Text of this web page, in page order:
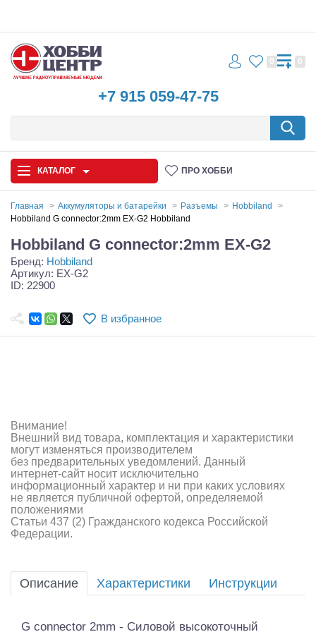
+7 915 059-47-75
0 0
КАТАЛОГ ПРО ХОББИ
Запчасти и аксессуары
Игрушки
Самолеты
Аппаратура и электроника
Аккумуляторы и батарейки
Зарядные устройства и блоки питания
Двигатели
Инструмент,измерительные приборы,расходники
Главная Аккумуляторы и батарейки Разъемы
Hobbiland
Hobbiland G connector:2mm EX-G2 Hobbiland
Hobbiland G connector:2mm EX-G2
Бренд: Hobbiland
Артикул: EX-G2
ID: 22900
В избранное
Внимание!
Внешний вид товара, комплектация и характеристики
могут изменяться производителем
без предварительных уведомлений. Данный
интернет-сайт носит исключительно
информационный характер и ни при каких условиях
не является публичной офертой, определяемой
положениями
Статьи 437 (2) Гражданского кодекса Российской
Федерации.
Описание Характеристики Инструкции
G connector 2mm - Силовой высокоточный